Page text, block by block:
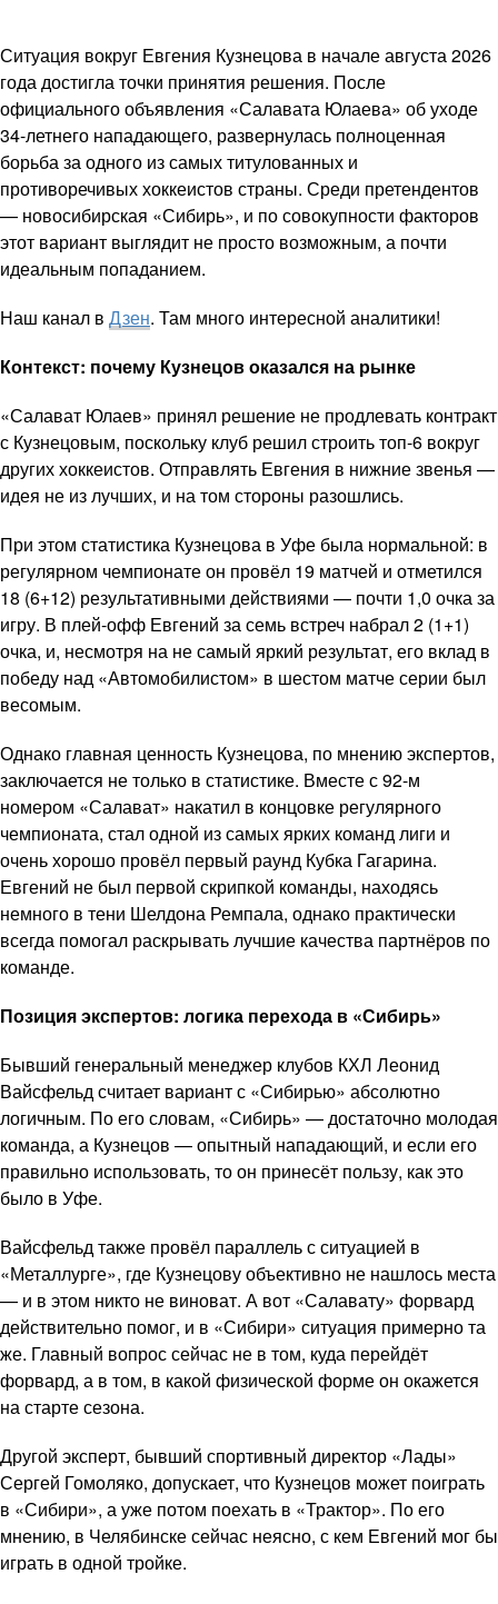
Ситуация вокруг Евгения Кузнецова в начале августа 2026
года достигла точки принятия решения. После
официального объявления «Салавата Юлаева» об уходе
34-летнего нападающего, развернулась полноценная
борьба за одного из самых титулованных и
противоречивых хоккеистов страны. Среди претендентов
— новосибирская «Сибирь», и по совокупности факторов
этот вариант выглядит не просто возможным, а почти
идеальным попаданием.
Наш канал в Дзен. Там много интересной аналитики!
Контекст: почему Кузнецов оказался на рынке
«Салават Юлаев» принял решение не продлевать контракт
с Кузнецовым, поскольку клуб решил строить топ-6 вокруг
других хоккеистов. Отправлять Евгения в нижние звенья —
идея не из лучших, и на том стороны разошлись.
При этом статистика Кузнецова в Уфе была нормальной: в
регулярном чемпионате он провёл 19 матчей и отметился
18 (6+12) результативными действиями — почти 1,0 очка за
игру. В плей-офф Евгений за семь встреч набрал 2 (1+1)
очка, и, несмотря на не самый яркий результат, его вклад в
победу над «Автомобилистом» в шестом матче серии был
весомым.
Однако главная ценность Кузнецова, по мнению экспертов,
заключается не только в статистике. Вместе с 92-м
номером «Салават» накатил в концовке регулярного
чемпионата, стал одной из самых ярких команд лиги и
очень хорошо провёл первый раунд Кубка Гагарина.
Евгений не был первой скрипкой команды, находясь
немного в тени Шелдона Ремпала, однако практически
всегда помогал раскрывать лучшие качества партнёров по
команде.
Позиция экспертов: логика перехода в «Сибирь»
Бывший генеральный менеджер клубов КХЛ Леонид
Вайсфельд считает вариант с «Сибирью» абсолютно
логичным. По его словам, «Сибирь» — достаточно молодая
команда, а Кузнецов — опытный нападающий, и если его
правильно использовать, то он принесёт пользу, как это
было в Уфе.
Вайсфельд также провёл параллель с ситуацией в
«Металлурге», где Кузнецову объективно не нашлось места
— и в этом никто не виноват. А вот «Салавату» форвард
действительно помог, и в «Сибири» ситуация примерно та
же. Главный вопрос сейчас не в том, куда перейдёт
форвард, а в том, в какой физической форме он окажется
на старте сезона.
Другой эксперт, бывший спортивный директор «Лады»
Сергей Гомоляко, допускает, что Кузнецов может поиграть
в «Сибири», а уже потом поехать в «Трактор». По его
мнению, в Челябинске сейчас неясно, с кем Евгений мог бы
играть в одной тройке.